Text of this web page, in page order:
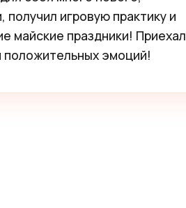
игровую практику и
майские праздники! Приехал
эмоций!